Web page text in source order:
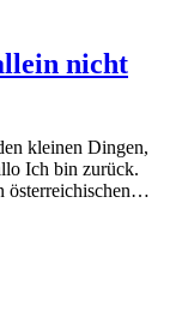
nicht
kleinen Dingen,
Ich bin zurück.
österreichischen…